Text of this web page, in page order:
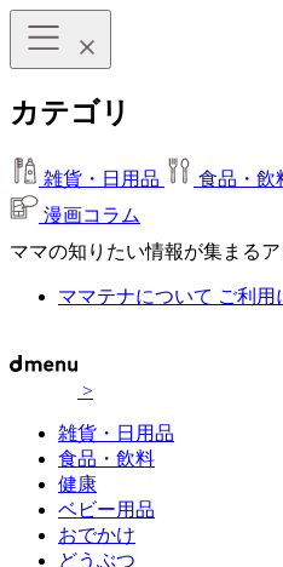
カテゴリ
雑貨・日用品 食品・飲
漫画コラム
ママの知りたい情報が集まる
ママテナについて ご利用
>
雑貨・日用品
食品・飲料
健康
ベビー用品
おでかけ
どうぶつ